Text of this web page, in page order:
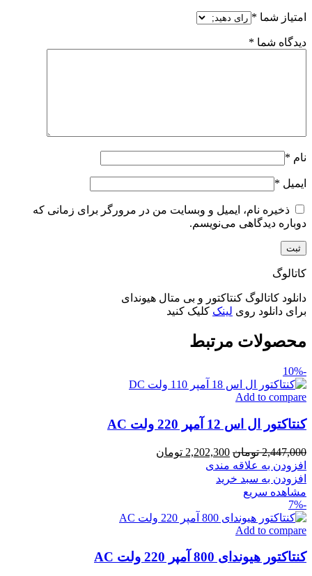
امتیاز شما *
دیدگاه شما *
نام *
ایمیل *
ذخیره نام، ایمیل و وبسایت من در مرورگر برای زمانی که
دوباره دیدگاهی می‌نویسم.
کاتالوگ
دانلود کاتالوگ کنتاکتور و بی متال هیوندای
برای دانلود روی لینک کلیک کنید
محصولات مرتبط
-10%
Add to compare
کنتاکتور ال اس 12 آمپر 220 ولت AC
2,447,000 تومان قیمت
اصلی
2,202,300 تومان
افزودن به علاقه مندی
افزودن به سبد خرید
مشاهده سریع
-7%
Add to compare
کنتاکتور هیوندای 800 آمپر 220 ولت AC